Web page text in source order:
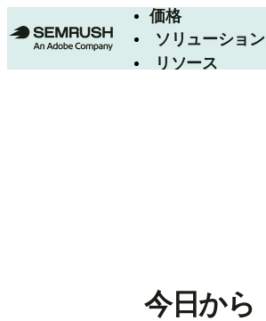
価格
ソリューション
リソース
今日から